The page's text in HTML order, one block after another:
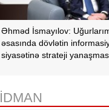
Əhməd İsmayılov:
əsasında dövlətin
siyasətinə strateji
İDMAN